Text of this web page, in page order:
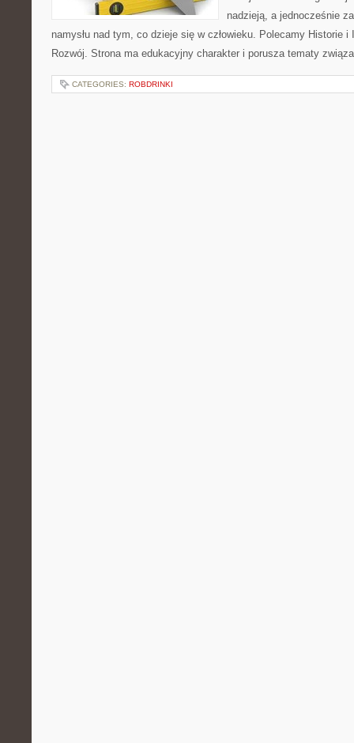
nadzieją, a jednocześnie
namysłu nad tym, co dzieje się w człowieku. Polecamy Historie
Rozwój. Strona ma edukacyjny charakter i porusza tematy
CATEGORIES: ROBDRINKI